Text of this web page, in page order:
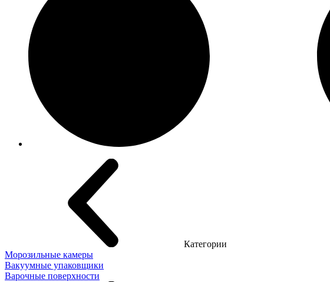
Категории
Морозильные камеры
Вакуумные упаковщики
Варочные поверхности